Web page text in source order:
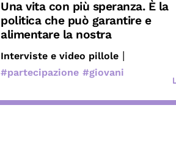
Una vita con più speranza. È la
politica che può garantire e
alimentare la nostra
Interviste e video pillole |
#partecipazione #giovani